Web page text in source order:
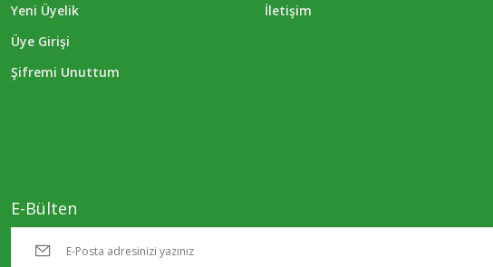
Yeni Üyelik
Üye Girişi
Şifremi Unuttum
İletişim
E-Bülten